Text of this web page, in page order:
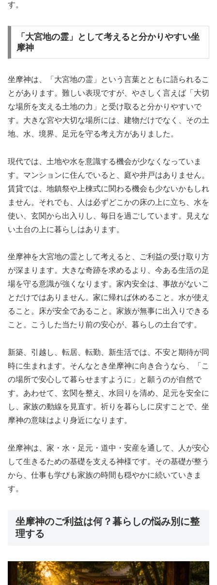
す。
「大宮地の霊」として考えると分かりやすい坐
摩神
坐摩神は、「大宮地の霊」という言葉とともに語られるこ
とがあります。難しい表現ですが、やさしく言えば「大切
な場所を支える土地の力」と受け取ると分かりやすいで
す。大きな宮や大切な場所には、建物だけでなく、その土
地、水、境界、足元を守る考え方がありました。
現代では、土地や水を意識する機会が少なくなっていま
す。マンションに住んでいると、庭や井戸はありません。
賃貸では、地鎮祭や上棟式に関わる機会も少ないかもしれ
ません。それでも、人は必ずどこかの床の上に立ち、水を
使い、玄関から出入りし、毎日を過ごしています。見えな
い土台の上に暮らしはあります。
坐摩神を大宮地の霊として考えると、ご利益の受け取り方
が深まります。大きな奇跡を求めるより、今ある生活の足
場を守る意識が強くなります。家内安全は、事故がないこ
とだけではありません。家に帰れば休めること。水が使え
ること。床が安全であること。家族が無事に出入りできる
こと。こうした当たり前の安心が、暮らしの土台です。
新築、引越し、転居、転勤、新生活では、不安と期待が同
時に生まれます。そんなとき坐摩神に向き合うなら、「こ
の場所で安心して暮らせますように」と願うのが自然で
す。あわせて、玄関を整え、水回りを清め、足元を安全に
し、家族の動線を見直す。祈りを暮らしに戻すことで、坐
摩神の意味はより身近になります。
坐摩神は、家・水・足元・道中・安産を通して、人が安心
して生きるための基礎を支える神様です。その基礎が整う
から、仕事も学びも家族の時間も穏やかに続いていきま
す。
坐摩神のご利益は何？暮らしの悩み別に整
理する